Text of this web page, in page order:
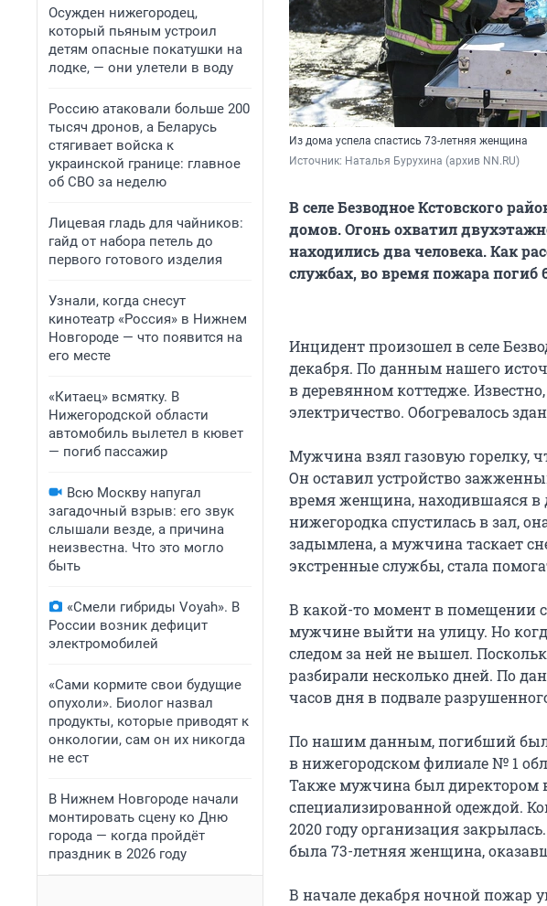
Осужден нижегородец,
который пьяным устроил
детям опасные покатушки на
лодке, — они улетели в воду
Россию атаковали больше 200
тысяч дронов, а Беларусь
стягивает войска к
украинской границе: главное
об СВО за неделю
Лицевая гладь для чайников:
гайд от набора петель до
первого готового изделия
Узнали, когда снесут
кинотеатр «Россия» в Нижнем
Новгороде — что появится на
его месте
«Китаец» всмятку. В
Нижегородской области
автомобиль вылетел в кювет
— погиб пассажир
Всю Москву напугал
загадочный взрыв: его звук
слышали везде, а причина
неизвестна. Что это могло
быть
«Смели гибриды Voyah». В
России возник дефицит
электромобилей
«Сами кормите свои будущие
опухоли». Биолог назвал
продукты, которые приводят к
онкологии, сам он их никогда
не ест
В Нижнем Новгороде начали
монтировать сцену ко Дню
города — когда пройдёт
праздник в 2026 году
Из дома успела спастись 73-летняя женщина
Источник: Наталья Бурухина (архив NN.RU)
В селе Безводное Кстовского
домов. Огонь охватил
находились два человека. Как
службах, во время пожара погиб
Инцидент произошел в селе
декабря. По данным нашего
в деревянном коттедже.
электричество. Обогревалось
Мужчина взял газовую горелку,
Он оставил устройство
время женщина, находившаяся в
нижегородка спустилась в зал,
задымлена, а мужчина таскает
экстренные службы, стала
В какой-то момент в помещении
мужчине выйти на улицу. Но
следом за ней не вышел.
разбирали несколько дней. По
часов дня в подвале
По нашим данным, погибший был
в нижегородском филиале № 1
Также мужчина был директором
специализированной одеждой.
2020 году организация
была 73-летняя женщина,
В начале декабря ночной пожар